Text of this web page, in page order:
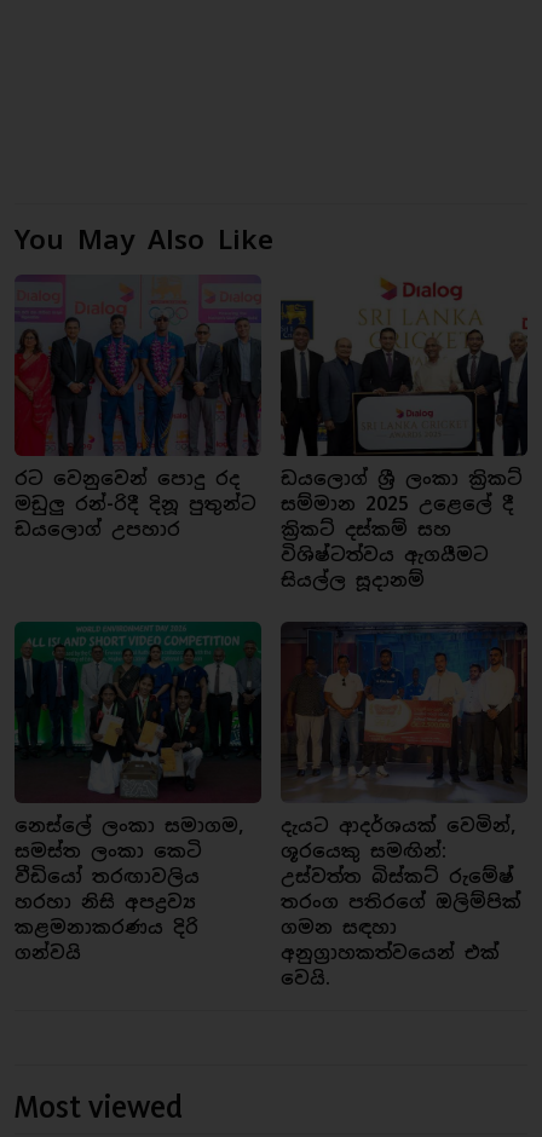
You May Also Like
රට වෙනුවෙන් පොදු රද
මඩුලු රන්-රිදී දිනූ පුතුන්ට
ඩයලොග් උපහාර
ඩයලොග් ශ්‍රී ලංකා ක්‍රිකට්
සම්මාන 2025 උළෙලේ දී
ක්‍රිකට් දස්කම් සහ
විශිෂ්ටත්වය ඇගයීමට
සියල්ල සූදානම්
නෙස්ලේ ලංකා සමාගම,
සමස්ත ලංකා කෙටි
වීඩියෝ තරඟාවලිය
හරහා නිසි අපද්‍රව්‍ය
කළමනාකරණය දිරි
ගන්වයි
දැයට ආදර්ශයක් වෙමින්,
ශූරයෙකු සමඟින්:
උස්වත්ත බිස්කට් රුමේෂ්
තරංග පතිරගේ ඔලිම්පික්
ගමන සඳහා
අනුග්‍රාහකත්වයෙන් එක්
වෙයි.
Most viewed